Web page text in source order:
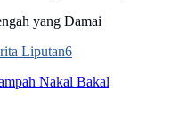
yang Damai
Liputan6
Nakal Bakal